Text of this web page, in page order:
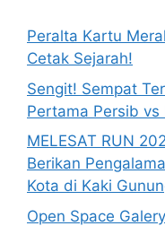
Peralta Kartu
Cetak Sejarah!
Sengit! Sempat
Pertama Persib vs
MELESAT RUN
Berikan
Kota di Kaki
Open Space